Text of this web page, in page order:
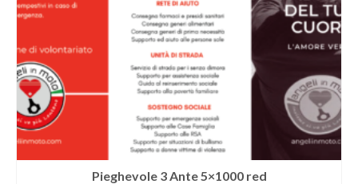
Pieghevole 3 Ante 5×1000 red